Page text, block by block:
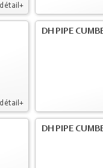
détail+
détail+
DH PIPE
DH PIPE